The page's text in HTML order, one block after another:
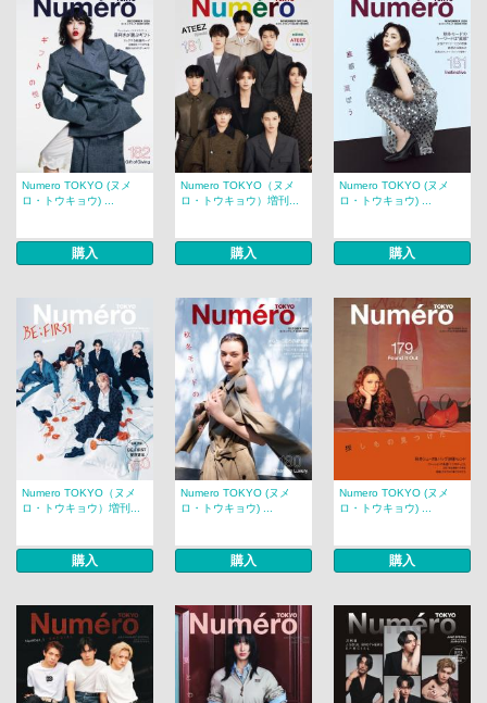
Numero TOKYO (ヌメ
ロ・トウキョウ) ...
購入
Numero TOKYO（ヌメ
ロ・トウキョウ）増刊...
購入
Numero TOKYO (ヌメ
ロ・トウキョウ) ...
購入
Numero TOKYO（ヌメ
ロ・トウキョウ）増刊...
購入
Numero TOKYO (ヌメ
ロ・トウキョウ) ...
購入
Numero TOKYO (ヌメ
ロ・トウキョウ) ...
購入